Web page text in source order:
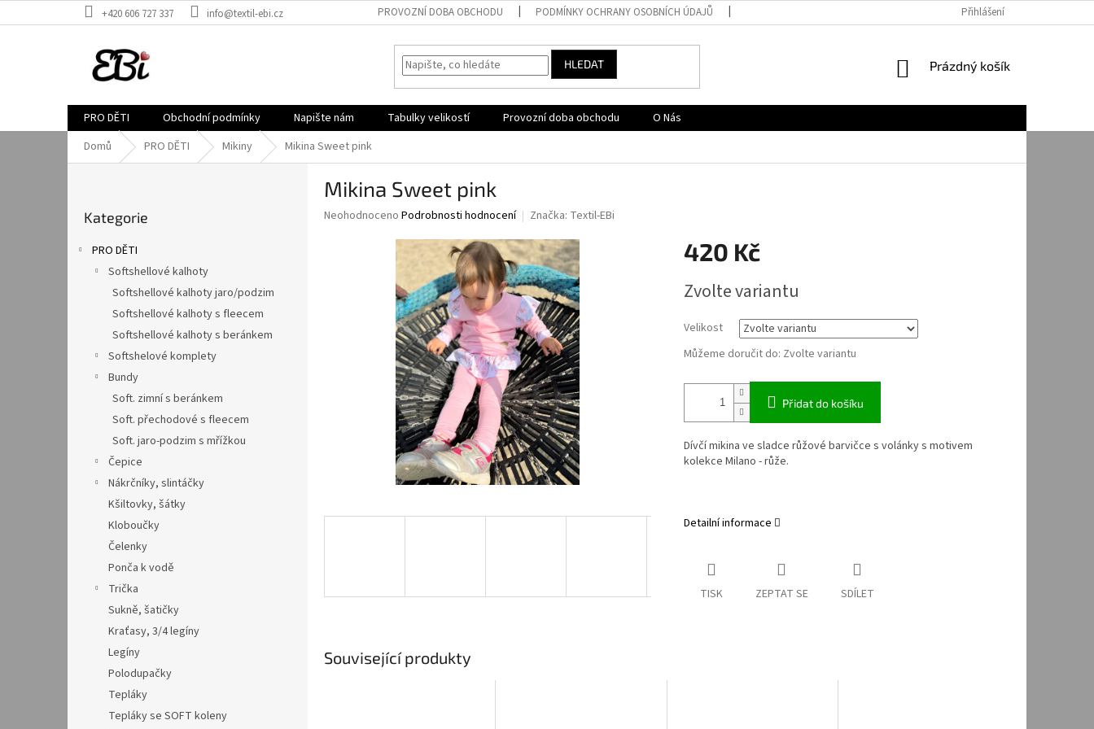
na
+420 606 727 337 info@textil-ebi.cz PROVOZNÍ DOBA OBCHODU PODMÍNKY OCHRANY OSOBNÍCH ÚDAJŮ Přihlášení
HLEDAT
NÁKUPNÍ
Prázdný košík
PRO DĚTI Obchodní podmínky Napište nám Tabulky velikostí Provozní doba obchodu
O Nás
Domů
PRO DĚTI Mikiny Mikina Sweet pink
kategorie
Kategorie
PRO DĚTI
Softshellové kalhoty
Softshellové kalhoty jaro/podzim
Softshellové kalhoty s fleecem
Softshellové kalhoty s beránkem
Softshelové komplety
Bundy
Soft. zimní s beránkem
Soft. přechodové s fleecem
Soft. jaro-podzim s mřížkou
Čepice
Nákrčníky, slintáčky
Kšiltovky, šátky
Kloboučky
Čelenky
Ponča k vodě
Trička
Sukně, šatičky
Kraťasy, 3/4 legíny
Legíny
Polodupačky
Tepláky
Tepláky se SOFT koleny
Mikina Sweet pink
Průměrné
Neohodnoceno Podrobnosti hodnocení Značka: Textil-EBi
420 Kč
cena:
Zvolte variantu
Velikost
Můžeme doručit do: Zvolte variantu
Přidat do košíku
Dívčí mikina ve sladce růžové barvičce s volánky s motivem
kolekce Milano - růže.
Detailní informace
TISK ZEPTAT SE SDÍLET
Související produkty